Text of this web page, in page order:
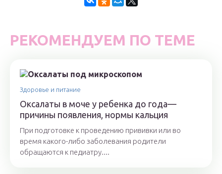
РЕКОМЕНДУЕМ ПО ТЕМЕ
Здоровье и питание
Оксалаты в моче у ребенка до года—
причины появления, нормы кальция
При подготовке к проведению прививки или во
время какого-либо заболевания родители
обращаются к педиатру....